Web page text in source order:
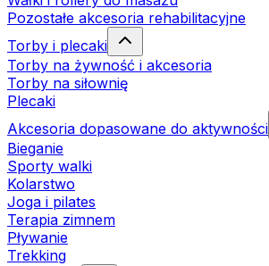
Pozostałe akcesoria rehabilitacyjne
Torby i plecaki
Torby na żywność i akcesoria
Torby na siłownię
Plecaki
Akcesoria dopasowane do aktywności
Bieganie
Sporty walki
Kolarstwo
Joga i pilates
Terapia zimnem
Pływanie
Trekking